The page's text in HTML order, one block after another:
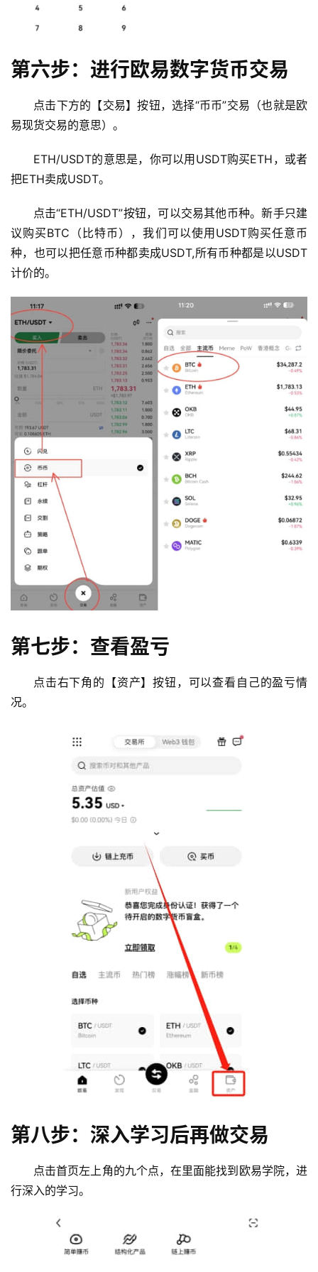
行
情
常
题
第六步：进行欧易数字货币交易
点击下方的【交易】按钮，选择“币币”交易（也就是欧
易现货交易的意思）。
ETH/USDT的意思是，你可以用USDT购买ETH，或者
把ETH卖成USDT。
点击“ETH/USDT”按钮，可以交易其他币种。新手只建
议购买BTC（比特币），我们可以使用USDT购买任意币
种，也可以把任意币种都卖成USDT,所有币种都是以USDT
计价的。
第七步：查看盈亏
点击右下角的【资产】按钮，可以查看自己的盈亏情
况。
第八步：深入学习后再做交易
点击首页左上角的九个点，在里面能找到欧易学院，进
行深入的学习。